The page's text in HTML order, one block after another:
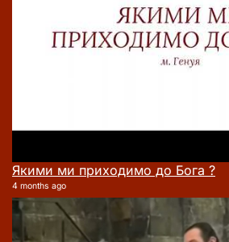
Якими ми приходимо до Бога ?
4 months ago